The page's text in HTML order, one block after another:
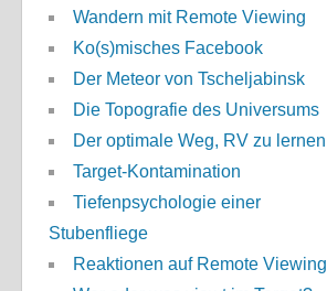
Wandern mit Remote Viewing
Ko(s)misches Facebook
Der Meteor von Tscheljabinsk
Die Topografie des Universums
Der optimale Weg, RV zu lernen
Target-Kontamination
Tiefenpsychologie einer
Stubenfliege
Reaktionen auf Remote Viewing